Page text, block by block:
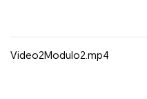
Video2Modulo2.mp4